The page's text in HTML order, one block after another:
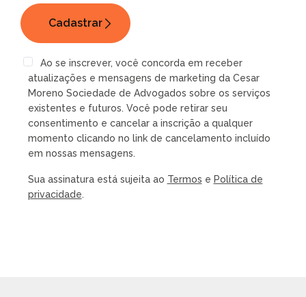
Ao se inscrever, você concorda em receber
atualizações e mensagens de marketing da Cesar
Moreno Sociedade de Advogados sobre os serviços
existentes e futuros. Você pode retirar seu
consentimento e cancelar a inscrição a qualquer
momento clicando no link de cancelamento incluído
em nossas mensagens.
Sua assinatura está sujeita ao Termos e Política de
privacidade.